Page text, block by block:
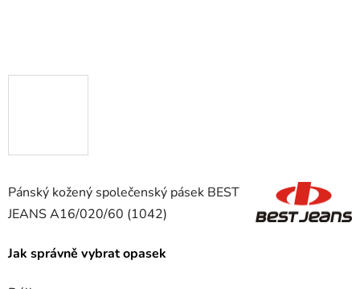
Pánský kožený společenský pásek BEST
JEANSA16/020/60 (1042)
Jak správně vybrat opasek